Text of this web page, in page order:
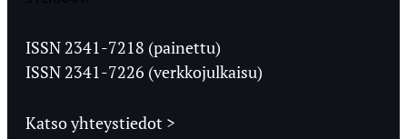
Ylioppilaslehti
ISSN 2341-7218 (painettu)
ISSN 2341-7226 (verkkojulkaisu)
Katso yhteystiedot >